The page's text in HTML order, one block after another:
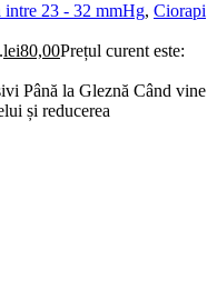
intre 23 - 32 mmHg, Ciorapi
lei80,00Prețul curent este:
Până la Gleznă Când vine
și reducerea